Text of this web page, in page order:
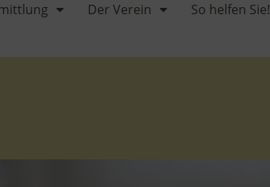
Der Verein So helfen Sie!